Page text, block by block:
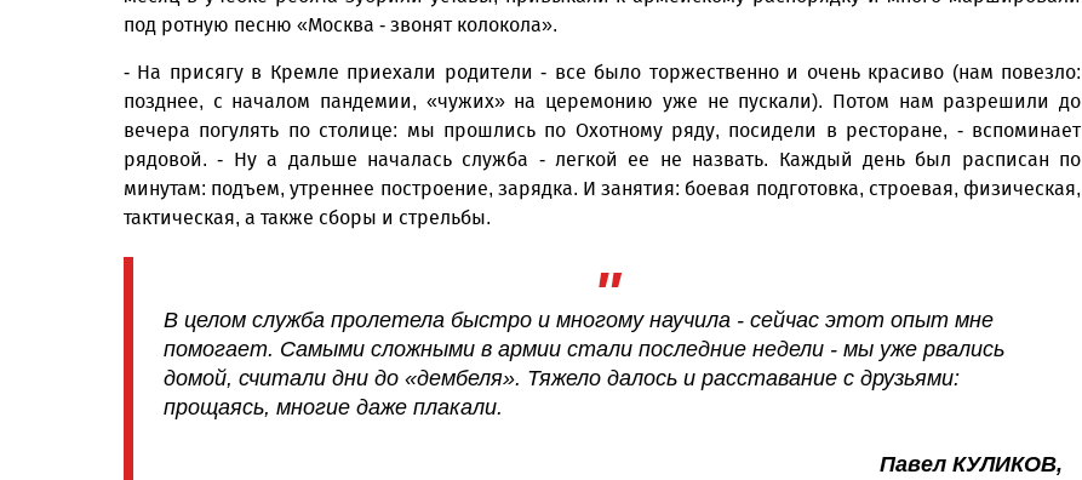
под ротную песню «Москва - звонят колокола».
- На присягу в Кремле приехали родители - все было торжественно и очень красиво (нам повезло:
позднее, с началом пандемии, «чужих» на церемонию уже не пускали). Потом нам разрешили до
вечера погулять по столице: мы прошлись по Охотному ряду, посидели в ресторане, - вспоминает
рядовой. - Ну а дальше началась служба - легкой ее не назвать. Каждый день был расписан по
минутам: подъем, утреннее построение, зарядка. И занятия: боевая подготовка, строевая, физическая,
тактическая, а также сборы и стрельбы.
В целом служба пролетела быстро и многому научила - сейчас этот опыт мне
помогает. Самыми сложными в армии стали последние недели - мы уже рвались
домой, считали дни до «дембеля». Тяжело далось и расставание с друзьями:
прощаясь, многие даже плакали.
Павел КУЛИКОВ,